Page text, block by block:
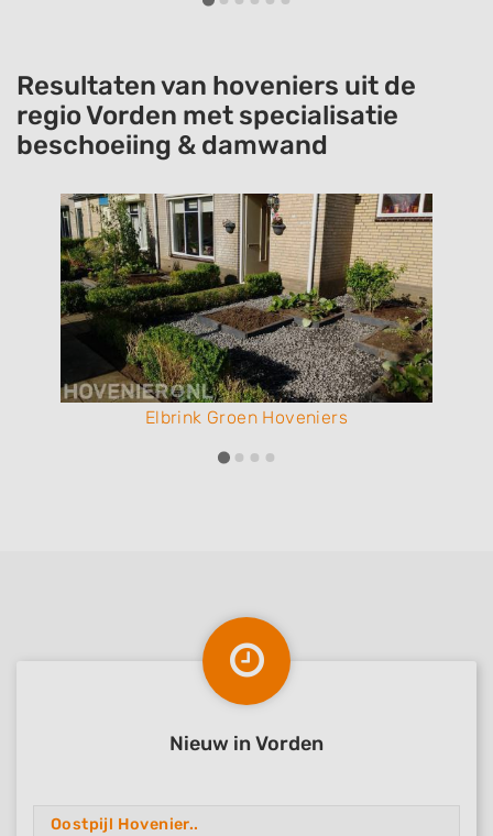
Resultaten van hoveniers uit de
regio Vorden met specialisatie
beschoeiing & damwand
Elbrink Groen Hoveniers
Nieuw in Vorden
Oostpijl Hovenier..